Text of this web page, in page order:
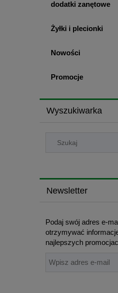
dodatki zanętowe
Żyłki i plecionki
Nowości
Promocje
Wyszukiwarka
Newsletter
Podaj swój adres e-
otrzymywać
najlepszych